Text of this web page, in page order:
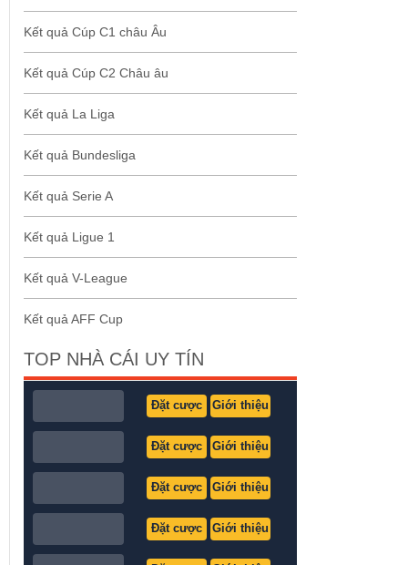
Kết quả Cúp C1 châu Âu
Kết quả Cúp C2 Châu âu
Kết quả La Liga
Kết quả Bundesliga
Kết quả Serie A
Kết quả Ligue 1
Kết quả V-League
Kết quả AFF Cup
TOP NHÀ CÁI UY TÍN
Đặt cược Giới thiệu
Đặt cược Giới thiệu
Đặt cược Giới thiệu
Đặt cược Giới thiệu